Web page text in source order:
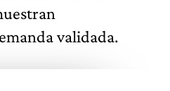
validada.